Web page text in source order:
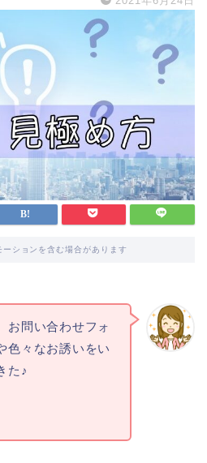
ションを含む場合があります
お問い合わせフォ
色々なお誘いをい
た♪